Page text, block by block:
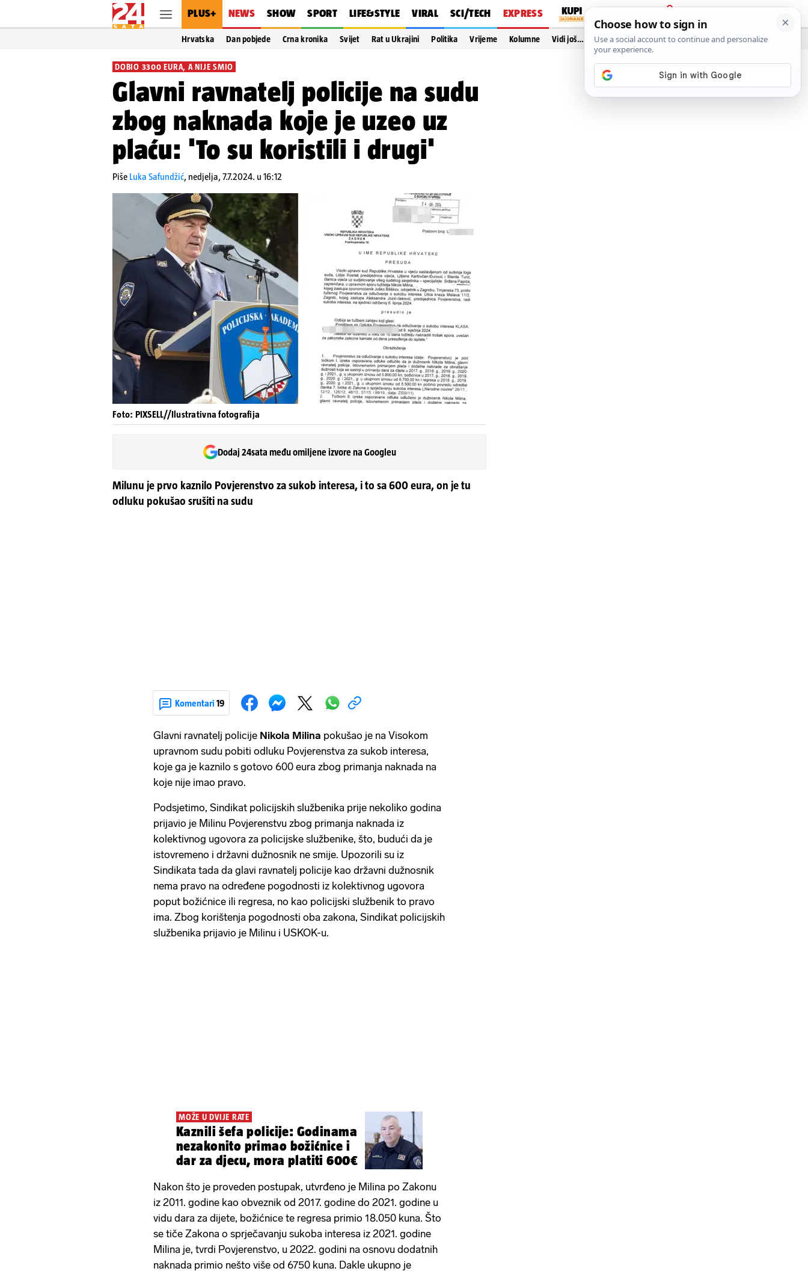
PLUS+ NEWS SHOW SPORT LIFE&STYLE VIRAL SCI/TECH EXPRESS
PRIJAVA
Hrvatska Dan pobjede Crna kronika Svijet Rat u Ukrajini Politika Vrijeme Kolumne Vidi još…
DOBIO 3300 EURA, A NIJE SMIO
Glavni ravnatelj policije na sudu
zbog naknada koje je uzeo uz
plaću: 'To su koristili i drugi'
Piše Luka Safundžić, nedjelja, 7.7.2024. u 16:12
Foto: PIXSELL//Ilustrativna fotografija
Dodaj 24sata među omiljene izvore na Googleu
Milunu je prvo kaznilo Povjerenstvo za sukob interesa, i to sa 600 eura, on je tu
odluku pokušao srušiti na sudu
Komentari 19
Glavni ravnatelj policije Nikola Milina pokušao je na Visokom
upravnom sudu pobiti odluku Povjerenstva za sukob interesa,
koje ga je kaznilo s gotovo 600 eura zbog primanja naknada na
koje nije imao pravo.
Podsjetimo, Sindikat policijskih službenika prije nekoliko godina
prijavio je Milinu Povjerenstvu zbog primanja naknada iz
kolektivnog ugovora za policijske službenike, što, budući da je
istovremeno i državni dužnosnik ne smije. Upozorili su iz
Sindikata tada da glavi ravnatelj policije kao državni dužnosnik
nema pravo na određene pogodnosti iz kolektivnog ugovora
poput božićnice ili regresa, no kao policijski službenik to pravo
ima. Zbog korištenja pogodnosti oba zakona, Sindikat policijskih
službenika prijavio je Milinu i USKOK-u.
MOŽE U DVIJE RATE
Kaznili šefa policije: Godinama
nezakonito primao božićnice i
dar za djecu, mora platiti 600€
Nakon što je proveden postupak, utvrđeno je Milina po Zakonu
iz 2011. godine kao obveznik od 2017. godine do 2021. godine u
vidu dara za dijete, božićnice te regresa primio 18.050 kuna. Što
se tiče Zakona o sprječavanju sukoba interesa iz 2021. godine
Milina je, tvrdi Povjerenstvo, u 2022. godini na osnovu dodatnih
naknada primio nešto više od 6750 kuna. Dakle ukupno je